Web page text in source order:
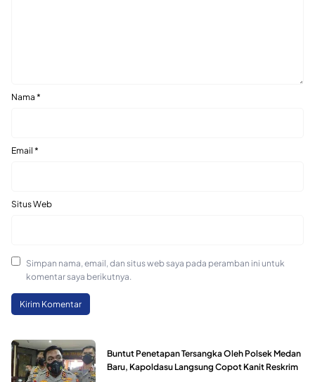
Nama *
Email *
Situs Web
Simpan nama, email, dan situs web saya pada peramban ini untuk
komentar saya berikutnya.
Buntut Penetapan Tersangka Oleh Polsek Medan
Baru, Kapoldasu Langsung Copot Kanit Reskrim